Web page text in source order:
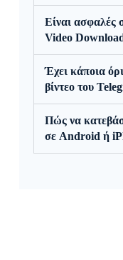
Είναι ασφαλές
Video
Έχει κάποια
βίντεο του
Πώς να
σε Android ή